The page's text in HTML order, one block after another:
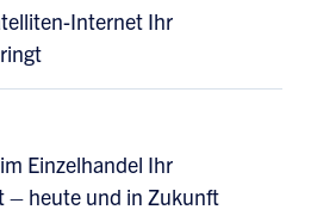
Internet Ihr
Einzelhandel Ihr
– heute und in Zukunft